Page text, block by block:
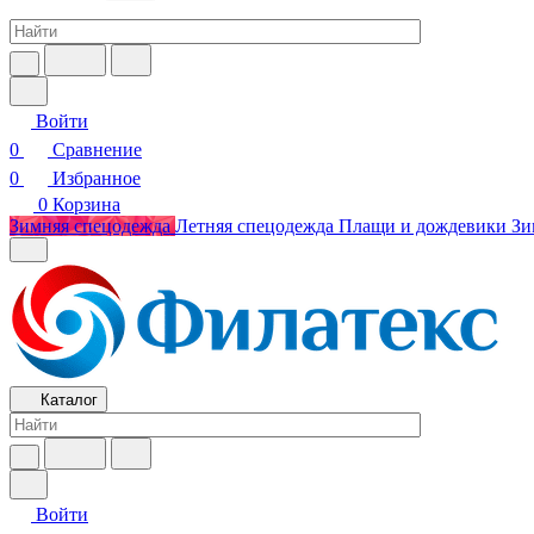
Войти
0
Сравнение
0
Избранное
0 Корзина
Зимняя спецодежда Летняя спецодежда Плащи и дождевики
Каталог
Войти